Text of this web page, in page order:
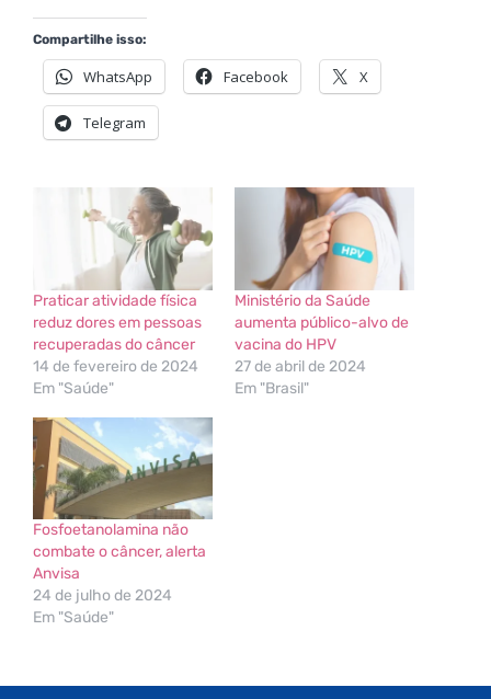
Compartilhe isso:
WhatsApp Facebook X
Telegram
Praticar atividade física
reduz dores em pessoas
recuperadas do câncer
14 de fevereiro de 2024
Em "Saúde"
Ministério da Saúde
aumenta público-alvo de
vacina do HPV
27 de abril de 2024
Em "Brasil"
Fosfoetanolamina não
combate o câncer, alerta
Anvisa
24 de julho de 2024
Em "Saúde"